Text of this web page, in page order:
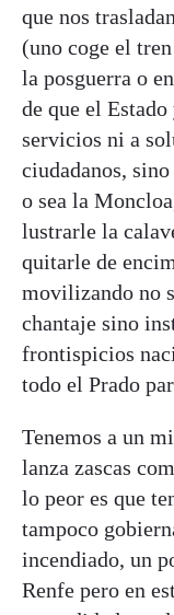
que nos
(uno coge el
la posguerra o
de que el
servicios ni a
ciudadanos,
o sea la
lustrarle la
quitarle de
movilizando no
chantaje sino
frontispicios
todo el Prado
Tenemos a un
lanza zascas
lo peor es que
tampoco
incendiado, un
Renfe pero en